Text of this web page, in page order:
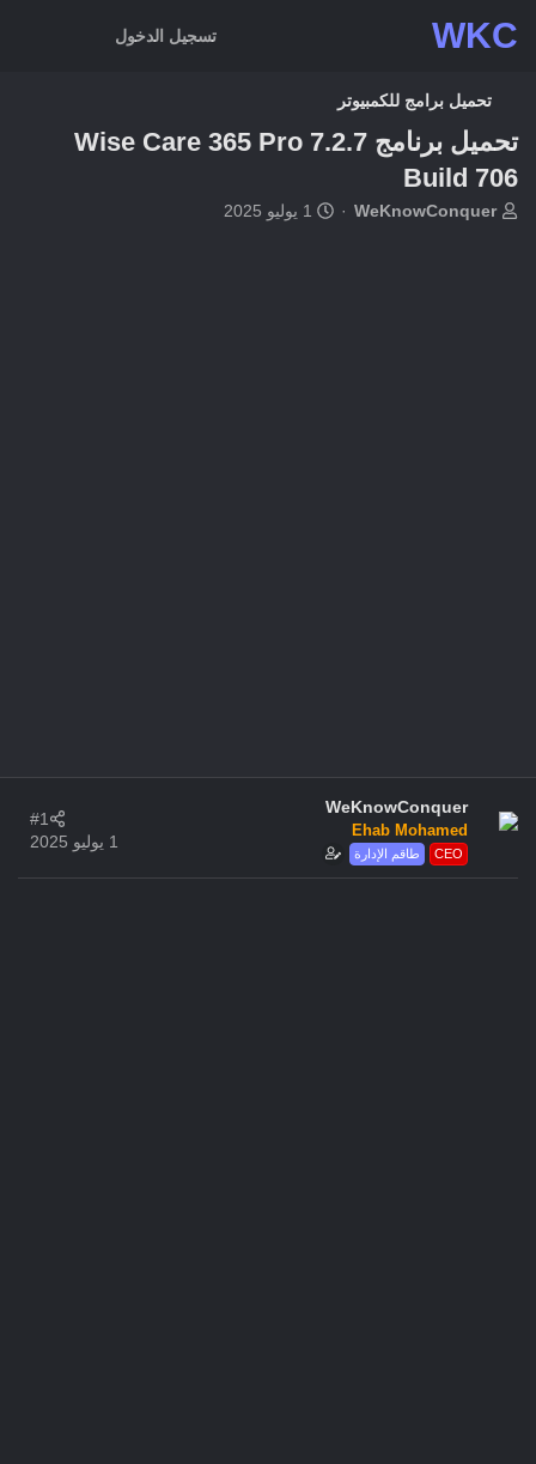
WKC تسجيل الدخول
تحميل برامج للكمبيوتر
تحميل برنامج Wise Care 365 Pro 7.2.7
Build 706
بWeKnowConquer 1 يوليو 2025
WeKnowConquer
Ehab Mohamed
طاقم الإدارة CEO
1 يوليو 2025
#1